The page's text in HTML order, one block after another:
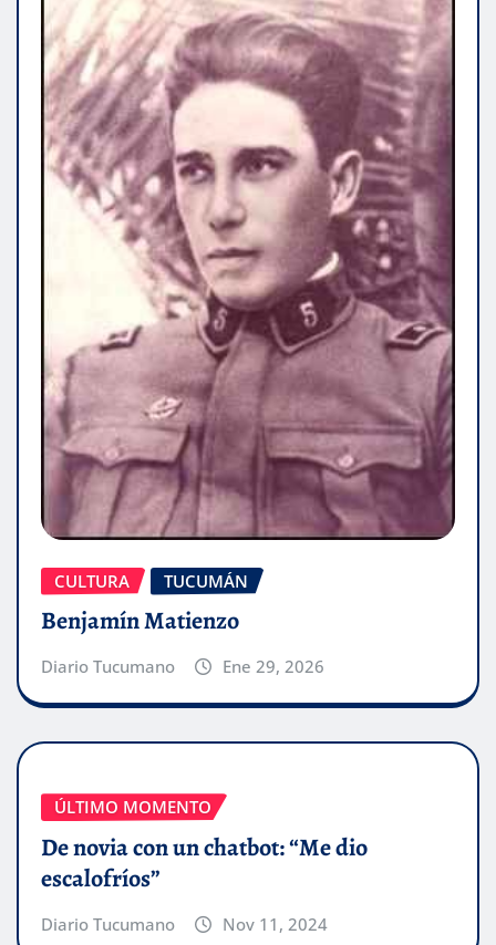
CULTURA TUCUMÁN
Benjamín Matienzo
Diario Tucumano Ene 29, 2026
ÚLTIMO MOMENTO
De novia con un chatbot: “Me dio
escalofríos”
Diario Tucumano Nov 11, 2024